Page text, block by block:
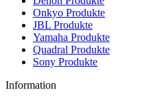
Onkyo Produkte
JBL Produkte
Yamaha Produkte
Quadral Produkte
Sony Produkte
Information